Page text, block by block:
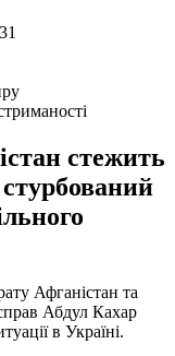
стежить
Афганістан та
Абдул Кахар
в Україні.